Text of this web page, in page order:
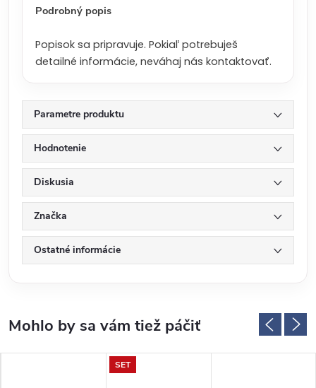
Podrobný popis
Popisok sa pripravuje. Pokiaľ potrebuješ
detailné informácie, neváhaj nás kontaktovať.
Parametre produktu
Hodnotenie
Diskusia
Značka
Ostatné informácie
SET